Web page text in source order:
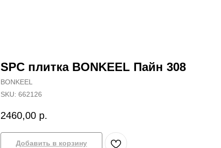
SPC плитка BONKEEL Пайн 308
BONKEEL
SKU: 662126
2460,00 р.
Добавить в корзину